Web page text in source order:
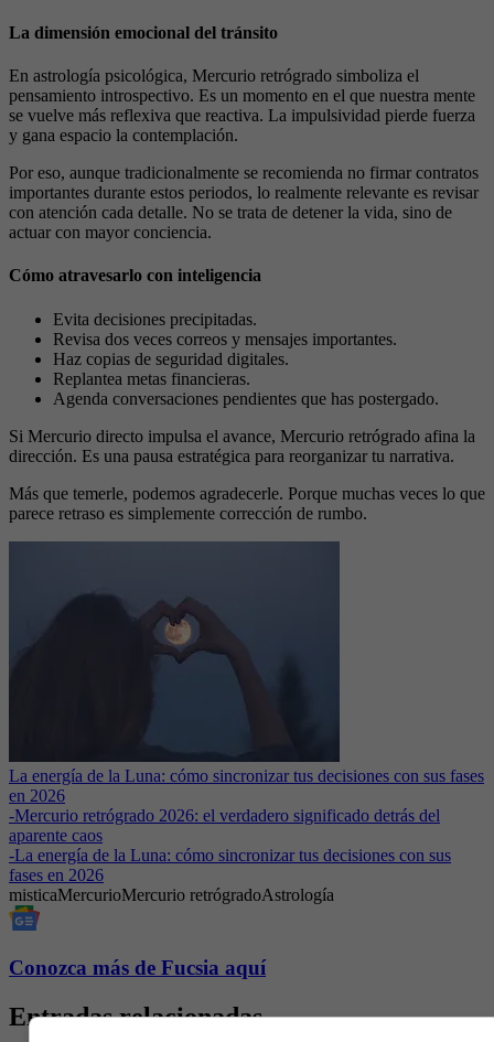
La dimensión emocional del tránsito
En astrología psicológica, Mercurio retrógrado simboliza el
pensamiento introspectivo. Es un momento en el que nuestra mente
se vuelve más reflexiva que reactiva. La impulsividad pierde fuerza
y gana espacio la contemplación.
Por eso, aunque tradicionalmente se recomienda no firmar contratos
importantes durante estos periodos, lo realmente relevante es revisar
con atención cada detalle. No se trata de detener la vida, sino de
actuar con mayor conciencia.
Cómo atravesarlo con inteligencia
Evita decisiones precipitadas.
Revisa dos veces correos y mensajes importantes.
Haz copias de seguridad digitales.
Replantea metas financieras.
Agenda conversaciones pendientes que has postergado.
Si Mercurio directo impulsa el avance, Mercurio retrógrado afina la
dirección. Es una pausa estratégica para reorganizar tu narrativa.
Más que temerle, podemos agradecerle. Porque muchas veces lo que
parece retraso es simplemente corrección de rumbo.
La energía de la Luna: cómo sincronizar tus decisiones con sus fases
en 2026
-Mercurio retrógrado 2026: el verdadero significado detrás del
aparente caos
-La energía de la Luna: cómo sincronizar tus decisiones con sus
fases en 2026
misticaMercurioMercurio retrógradoAstrología
Conozca más de Fucsia aquí
Entradas relacionadas